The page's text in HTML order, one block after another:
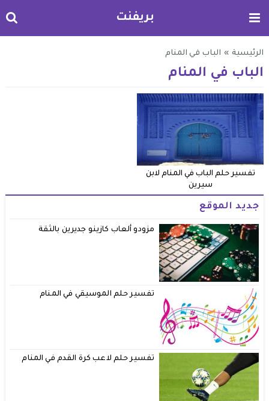
بريفنت
الرئيسية » الباب في المنام
الباب في المنام
تفسير حلم الباب في المنام لابن
سيرين
جديد الموقع
مزودو ألعاب كازينو جديرين بالثقة
تفسير حلم الموسيقي في المنام
تفسير حلم لاعب كرة القدم في المنام